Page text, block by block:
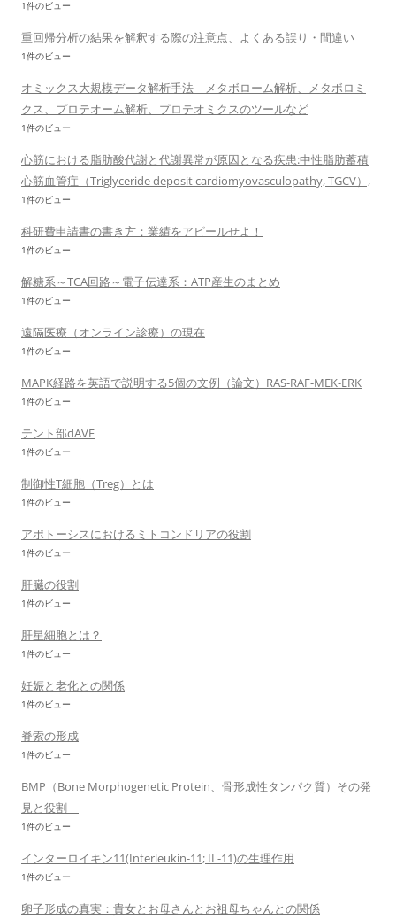
1件のビュー
重回帰分析の結果を解釈する際の注意点、よくある誤り・間違い
1件のビュー
オミックス大規模データ解析手法 メタボローム解析、メタボロミ
クス、プロテオーム解析、プロテオミクスのツールなど
1件のビュー
心筋における脂肪酸代謝と代謝異常が原因となる疾患:中性脂肪蓄積
心筋血管症（Triglyceride deposit cardiomyovasculopathy, TGCV）,
1件のビュー
科研費申請書の書き方：業績をアピールせよ！
1件のビュー
解糖系～TCA回路～電子伝達系：ATP産生のまとめ
1件のビュー
遠隔医療（オンライン診療）の現在
1件のビュー
MAPK経路を英語で説明する5個の文例（論文）RAS-RAF-MEK-ERK
1件のビュー
テント部dAVF
1件のビュー
制御性T細胞（Treg）とは
1件のビュー
アポトーシスにおけるミトコンドリアの役割
1件のビュー
肝臓の役割
1件のビュー
肝星細胞とは？
1件のビュー
妊娠と老化との関係
1件のビュー
脊索の形成
1件のビュー
BMP（Bone Morphogenetic Protein、骨形成性タンパク質）その発
見と役割
1件のビュー
インターロイキン11(Interleukin-11; IL-11)の生理作用
1件のビュー
卵子形成の真実：貴女とお母さんとお祖母ちゃんとの関係